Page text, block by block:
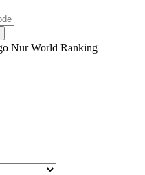
Nur World Ranking